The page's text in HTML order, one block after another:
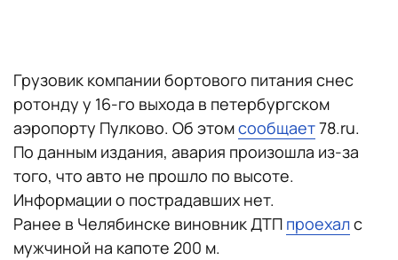
Грузовик компании бортового питания снес
ротонду у 16-го выхода в петербургском
аэропорту Пулково. Об этомсообщает78.ru.
По данным издания, авария произошла из-за
того, что авто не прошло по высоте.
Информации о пострадавших нет.
Ранее в Челябинске виновник ДТП проехалс
мужчиной на капоте 200 м.